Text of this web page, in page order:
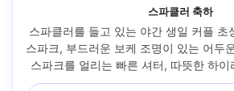
스파클러 축하
스파클러를 들고 있는 야간 생일 커플 초
스파크, 부드러운 보케 조명이 있는 어두
스파크를 얼리는 빠른 셔터, 따뜻한 하이
소, 초현실적인 사진, 선명한 피부 디테